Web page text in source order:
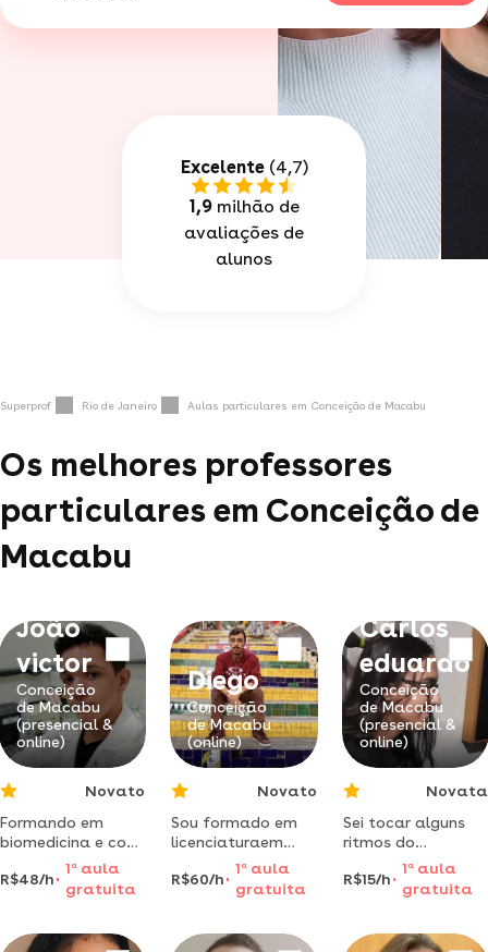
Excelente(4,7)
1,9milhão de
avaliações de
alunos
Superprof Rio de Janeiro Aulas particulares em Conceição de Macabu
Os melhores professores
particulares em Conceição de
Macabu
João
victor
Conceição
de Macabu
(presencial &
online)
Novato
Formando em
biomedicina e com
experiência na
área,
conhecimento de
R$48/h
1 aaula
gratuita
Diego
Conceição
de Macabu
(online)
Novato
Sou formado em
licenciaturaem
física pela uenf e
estou me
formando em
busco sempre
R$60/h
1 a aula
gratuita
Carlos
eduardo
Conceição
de Macabu
(presencial &
online)
Novata
Sei tocar alguns
ritmos do
rock/metal e com
certeza posso lhe
R$15/h
1 aaula
gratuita